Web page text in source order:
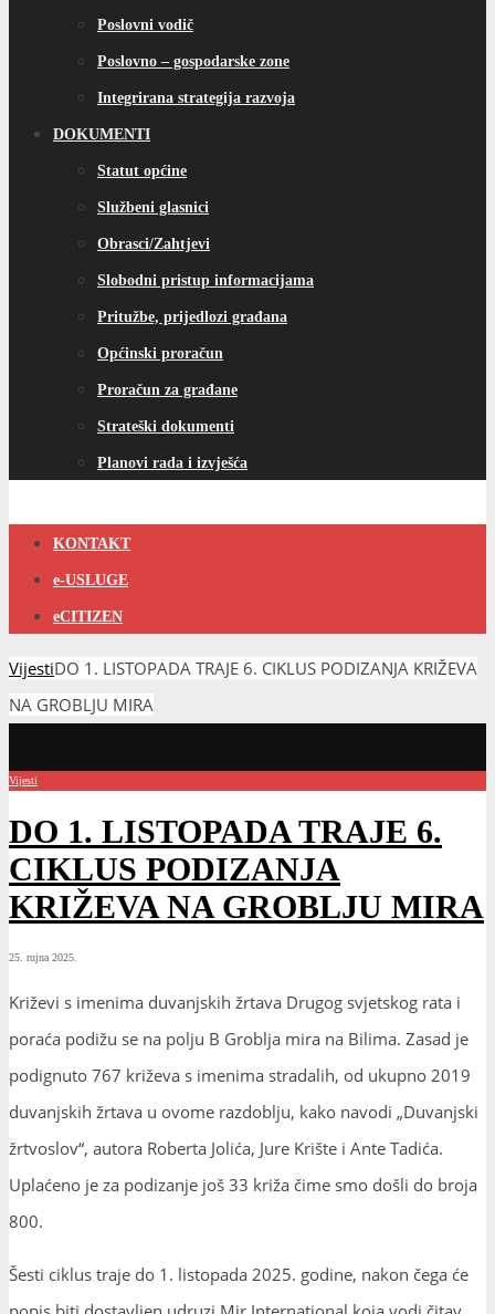
Poslovni vodič
Poslovno – gospodarske zone
Integrirana strategija razvoja
DOKUMENTI
Statut općine
Službeni glasnici
Obrasci/Zahtjevi
Slobodni pristup informacijama
Pritužbe, prijedlozi građana
Općinski proračun
Proračun za građane
Strateški dokumenti
Planovi rada i izvješća
KONTAKT
e-USLUGE
eCITIZEN
VijestiDO 1. LISTOPADA TRAJE 6. CIKLUS PODIZANJA KRIŽEVA
NA GROBLJU MIRA
Vijesti
DO 1. LISTOPADA TRAJE 6.
CIKLUS PODIZANJA
KRIŽEVA NA GROBLJU MIRA
25. rujna 2025.
Križevi s imenima duvanjskih žrtava Drugog svjetskog rata i
poraća podižu se na polju B Groblja mira na Bilima. Zasad je
podignuto 767 križeva s imenima stradalih, od ukupno 2019
duvanjskih žrtava u ovome razdoblju, kako navodi „Duvanjski
žrtvoslov“, autora Roberta Jolića, Jure Krište i Ante Tadića.
Uplaćeno je za podizanje još 33 križa čime smo došli do broja
800.
Šesti ciklus traje do 1. listopada 2025. godine, nakon čega će